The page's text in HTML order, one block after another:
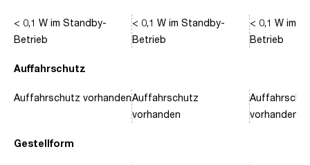
Auffahrschutz
Gestellform
< 0,1 W im Standby-
Betrieb
Auffahrschutz vorhanden
< 0,1 W im Standby-
Betrieb
Auffahrschutz
vorhanden
< 0,1 W im
Betrieb
vorhanden